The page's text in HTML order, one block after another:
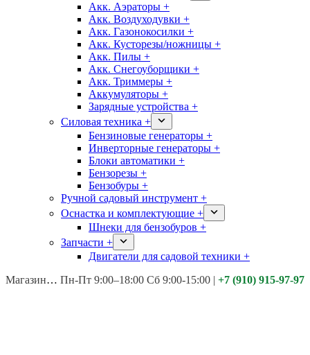
Акк. Аэраторы +
Акк. Воздуходувки +
Акк. Газонокосилки +
Акк. Кусторезы/ножницы +
Акк. Пилы +
Акк. Снегоуборщики +
Акк. Триммеры +
Аккумуляторы +
Зарядные устройства +
Силовая техника +
Бензиновые генераторы +
Инверторные генераторы +
Блоки автоматики +
Бензорезы +
Бензобуры +
Ручной садовый инструмент +
Оснастка и комплектующие +
Шнеки для бензобуров +
Запчасти +
Двигатели для садовой техники +
Магазины: Калуга ул. Московская д.113
Пн-Пт 9:00–18:00 Сб 9:00-15:00 | +7 (910) 915-97-97